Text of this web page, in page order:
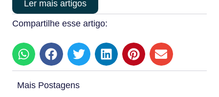
Ler mais artigos
Compartilhe esse artigo:
Mais Postagens